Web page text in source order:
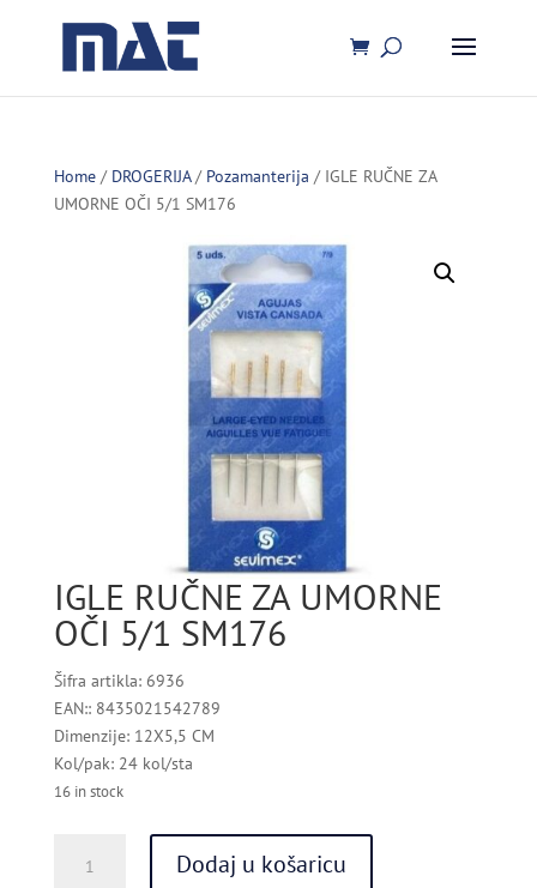
Home/ DROGERIJA/ Pozamanterija / IGLE RUČNE ZA
UMORNE OČI 5/1 SM176
IGLE RUČNE ZA UMORNE
OČI 5/1 SM176
Šifra artikla: 6936
EAN:: 8435021542789
Dimenzije: 12X5,5 CM
Kol/pak: 24 kol/sta
16 in stock
RUČNE
Dodaj u košaricu